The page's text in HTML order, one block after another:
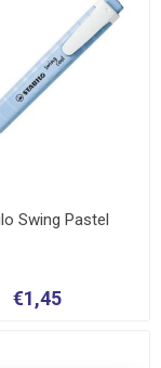
Swing Pastel
€1,45